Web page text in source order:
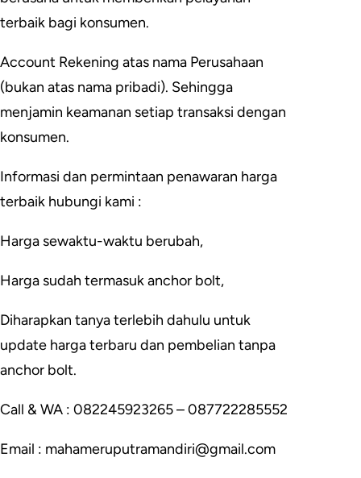
terbaik bagi konsumen.
Account Rekening atas nama Perusahaan
(bukan atas nama pribadi). Sehingga
menjamin keamanan setiap transaksi dengan
konsumen.
Informasi dan permintaan penawaran harga
terbaik hubungi kami :
Harga sewaktu-waktu berubah,
Harga sudah termasuk anchor bolt,
Diharapkan tanya terlebih dahulu untuk
update harga terbaru dan pembelian tanpa
anchor bolt.
Call & WA : 082245923265 – 087722285552
Email : mahameruputramandiri@gmail.com